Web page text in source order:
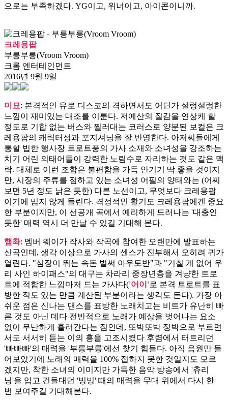
으로는 부족하겠다. YG이고, 위너이고, 아이콘이니까.
크레용팝
부릉부릉(Vroom Vroom)
크롬 엔터테인먼트
2016년 9월 9일
미묘: 본격적인 유로 디스코의 격하면서도 어딘가 설렁설렁한
느낌이 재미있는 대조를 이룬다. 저예산의 질감을 연상케 할
정도로 기합 없는 버스와 찔러대는 코러스로 양분된 보컬은 크
레용팝의 캐릭터성과 포지셔닝을 잘 반영한다. 아저씨들에게
통할 법한 행사장 트로트풍의 가사 소재와 소녀성을 강조하는
치기 어린 의태어들이 강력한 노림수로 자리하는 것도 같은 맥
락. 대체로 이런 조합은 불편함을 가득 안기기 딱 좋을 것이지
만, 시장의 주류를 점하고 있는 소녀성 어필의 양태와는 (어찌
보면 5년 정도 낡은 듯한) 다른 노선이고, 무엇보다 크레용팝
이기에 밉지 않게 들린다. 격정적인 활기도 크레용팝에겐 중요
한 부분이지만, 이 선공개 곡에서 예리하게 드러나는 '대충인
듯한' 매력 역시 더 만날 수 있길 기대해 본다.
햄촤: 멤버 웨이가 작사와 작곡에 참여한 오랜만에 발표하는
신곡인데, 생각 이상으로 가사의 센스가 진부해서 오히려 귀가
열린다. "심장이 뛰는 속돈 벌써 아우토반"과 "거칠 게 없어 우
리 사인 하이패스"의 대구는 차라리 중장년층을 겨냥한 트로
트에 적합한 느낌마저 드는 가사다('어이'로 본격 트로트를 표
방한 적도 있는 만큼 계산된 부분이라는 생각도 든다). 가장 아
쉬운 점은 신나는 댄스를 표방한 노래치고는 비트가 유난히 빠
른 것도 아닌 데다 전반적으로 노래가 예상을 벗어나는 요소
없이 무난하게 흘러간다는 점인데, 또박또박 정박으로 부르면
서도 서서히 듣는 이의 흥을 고조시켰다 후렴에서 터트리던
'빠빠빠'의 매력을 '부릉부릉'에선 찾기 힘들다. 아직 음원만 들
어보았기에 노래의 매력을 100% 접하지 못한 것일지도 모르
겠지만, 착한 소녀의 이미지만 가득한 음악 방송에서 '츄리
닝'을 입고 건들대던 '빙빙' 때의 매력을 무대 위에서 다시 한
번 보여주길 기대해본다.